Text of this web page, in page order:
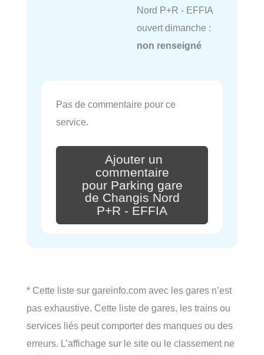
Nord P+R - EFFIA
ouvert dimanche :
non renseigné
Pas de commentaire pour ce
service.
Ajouter un
commentaire
pour Parking gare
de Changis Nord
P+R - EFFIA
* Cette liste sur gareinfo.com avec les gares n’est
pas exhaustive. Cette liste de gares, les trains ou
services liés peut comporter des manques ou des
erreurs. L’affichage sur le site ou le classement ne